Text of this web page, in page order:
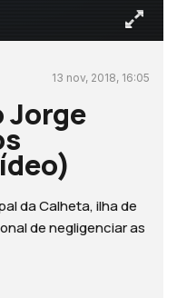
13 nov, 2018, 16:05
Jorge
da Calheta, ilha de
de negligenciar as